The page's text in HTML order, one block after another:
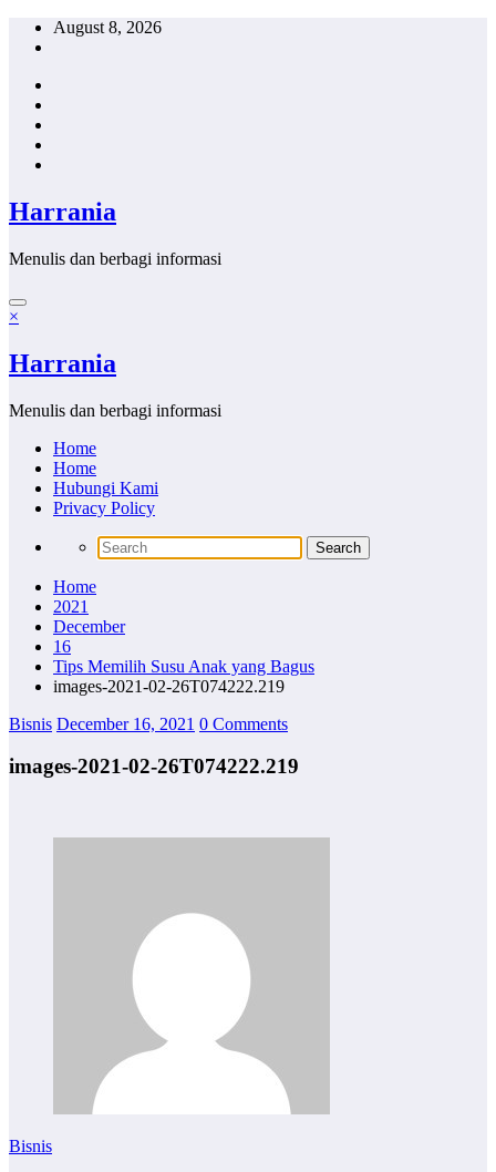
Skip
August 8, 2026
Harrania
Menulis dan berbagi informasi
×
Harrania
Menulis dan berbagi informasi
Home
Home
Hubungi Kami
Privacy Policy
Home
2021
December
16
Tips Memilih Susu Anak yang Bagus
images-2021-02-26T074222.219
Bisnis December 16, 2021 0 Comments
images-2021-02-26T074222.219
Bisnis